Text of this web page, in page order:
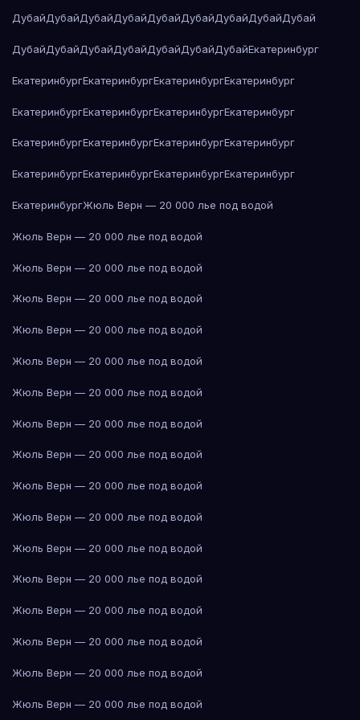
ДубайДубайДубайДубайДубайДубайДубайДубайДубай
ДубайДубайДубайДубайДубайДубайДубайЕкатеринбург
ЕкатеринбургЕкатеринбургЕкатеринбургЕкатеринбург
ЕкатеринбургЕкатеринбургЕкатеринбургЕкатеринбург
ЕкатеринбургЕкатеринбургЕкатеринбургЕкатеринбург
ЕкатеринбургЕкатеринбургЕкатеринбургЕкатеринбург
ЕкатеринбургЖюль Верн — 20 000 лье под водой
Жюль Верн — 20 000 лье под водой
Жюль Верн — 20 000 лье под водой
Жюль Верн — 20 000 лье под водой
Жюль Верн — 20 000 лье под водой
Жюль Верн — 20 000 лье под водой
Жюль Верн — 20 000 лье под водой
Жюль Верн — 20 000 лье под водой
Жюль Верн — 20 000 лье под водой
Жюль Верн — 20 000 лье под водой
Жюль Верн — 20 000 лье под водой
Жюль Верн — 20 000 лье под водой
Жюль Верн — 20 000 лье под водой
Жюль Верн — 20 000 лье под водой
Жюль Верн — 20 000 лье под водой
Жюль Верн — 20 000 лье под водой
Жюль Верн — 20 000 лье под водой